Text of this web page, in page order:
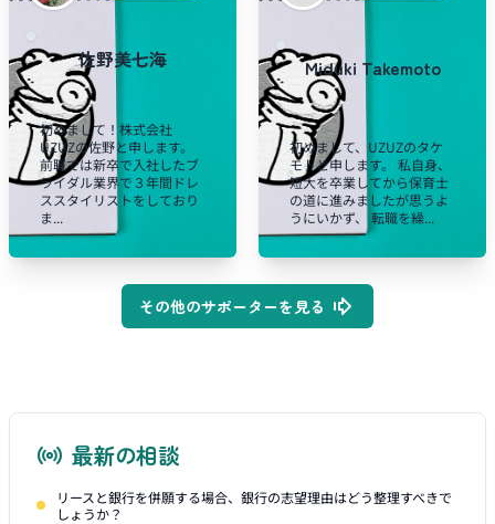
佐野美七海
初めまして！株式会社
UZUZの佐野と申します。
前職では新卒で入社したブ
ライダル業界で３年間ドレ
ススタイリストをしており
ま...
Miduki Takemoto
初めまして、UZUZのタケ
モトと申します。 私自身、
短大を卒業してから保育士
の道に進みましたが思うよ
うにいかず、 転職を繰...
その他のサポーターを見る
最新の相談
リースと銀行を併願する場合、銀行の志望理由はどう整理すべきで
しょうか？